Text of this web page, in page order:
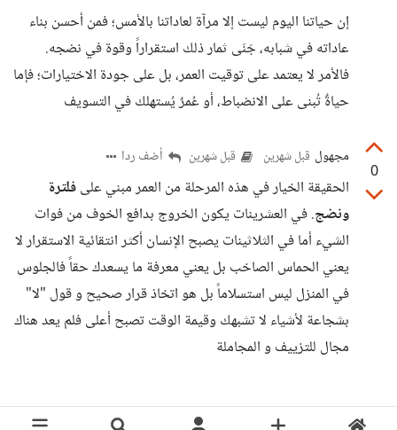
​إن حياتنا اليوم ليست إلا مرآة لعاداتنا بالأمس؛ فمن أحسن بناء
عاداته في شبابه، جَنَى ثمار ذلك استقراراً وقوة في نضجه.
فالأمر لا يعتمد على توقيت العمر، بل على جودة الاختيارات؛ فإما
حياةٌ تُبنى على الانضباط، أو عُمرٌ يُستهلك في التسويف
0
مجهول قبل شهرين قبل شهرين أضف ردا
الحقيقة الخيار في هذه المرحلة من العمر مبني علىفلترة
ونضج. في العشرينات يكون الخروج بدافع الخوف من فوات
الشيء أما في الثلاثينات يصبح الإنسان أكثر انتقائية الاستقرار لا
يعني الحماس الصاخب بل يعني معرفة ما يسعدك حقاً فالجلوس
في المنزل ليس استسلاماً بل هو اتخاذ قرار صحيح و قول "لا"
بشجاعة لأشياء لا تشبهك وقيمة الوقت تصبح أعلى فلم يعد هناك
مجال للتزييف و المجاملة